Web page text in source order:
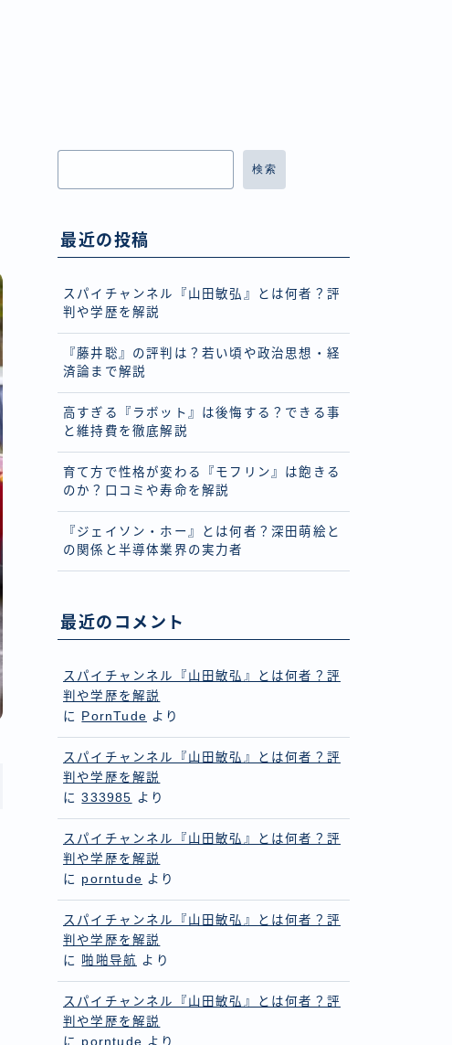
検索
最近の投稿
スパイチャンネル『山田敏弘』とは何者？評
判や学歴を解説
『藤井聡』の評判は？若い頃や政治思想・経
済論まで解説
高すぎる『ラボット』は後悔する？できる事
と維持費を徹底解説
育て方で性格が変わる『モフリン』は飽きる
のか？口コミや寿命を解説
『ジェイソン・ホー』とは何者？深田萌絵と
の関係と半導体業界の実力者
最近のコメント
スパイチャンネル『山田敏弘』とは何者？評
判や学歴を解説
に
PornTude より
スパイチャンネル『山田敏弘』とは何者？評
判や学歴を解説
に333985 より
スパイチャンネル『山田敏弘』とは何者？評
判や学歴を解説
に porntude より
スパイチャンネル『山田敏弘』とは何者？評
判や学歴を解説
に 啪啪导航 より
スパイチャンネル『山田敏弘』とは何者？評
判や学歴を解説
に porntude より